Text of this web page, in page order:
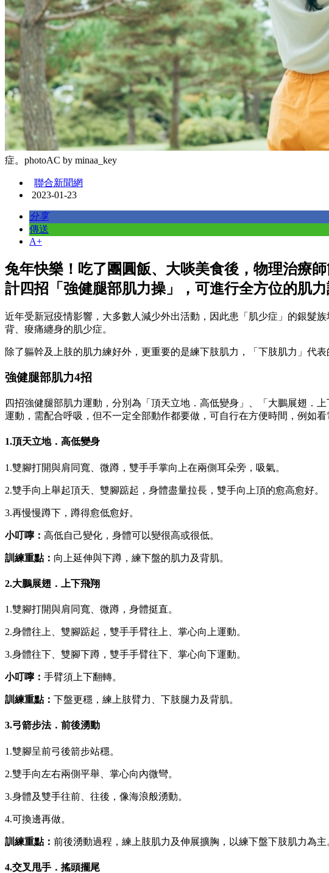
症。photoAC by minaa_key
聯合新聞網
2023-01-23
分享
傳送
A+
兔年快樂！吃了團圓飯、大啖美食後，物理治療
計四招「強健腿部肌力操」，可進行全方位的肌
近年受新冠疫情影響，大多數人減少外出活動，因此患「肌少症」的銀髮
背、痠痛纏身的肌少症。
除了軀幹及上肢的肌力練好外，更重要的是練下肢肌力，「下肢肌力」代
強健腿部肌力4招
四招強健腿部肌力運動，分別為「頂天立地．高低變身」、「大鵬展翅．
運動，需配合呼吸，但不一定全部動作都要做，可自行在方便時間，例如
1.頂天立地．高低變身
1.雙腳打開與肩同寬、微蹲，雙手手掌向上在兩側耳朵旁，吸氣。
2.雙手向上舉起頂天、雙腳踮起，身體盡量拉長，雙手向上頂的愈高愈好。
3.再慢慢蹲下，蹲得愈低愈好。
小叮嚀： 高低自己變化，身體可以變很高或很低。
訓練重點： 向上延伸與下蹲，練下盤的肌力及背肌。
2.大鵬展翅．上下飛翔
1.雙腳打開與肩同寬、微蹲，身體挺直。
2.身體往上、雙腳踮起，雙手手臂往上、掌心向上運動。
3.身體往下、雙腳下蹲，雙手手臂往下、掌心向下運動。
小叮嚀： 手臂須上下翻轉。
訓練重點： 下盤更穩，練上肢臂力、下肢腿力及背肌。
3.弓箭步法．前後湧動
1.雙腳呈前弓後箭步站穩。
2.雙手向左右兩側平舉、掌心向內微彎。
3.身體及雙手往前、往後，像海浪般湧動。
4.可換邊再做。
訓練重點： 前後湧動過程，練上肢肌力及伸展擴胸，以練下盤下肢肌力為主
4.交叉甩手．搖頭擺尾